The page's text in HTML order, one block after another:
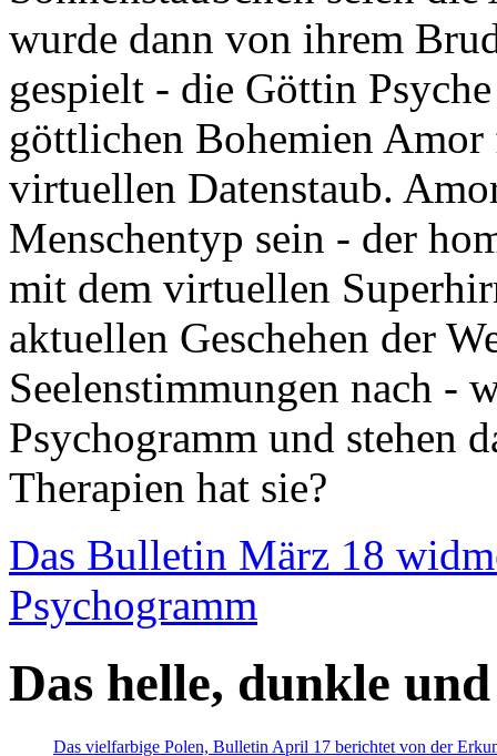
wurde dann von ihrem
gespielt - die Göttin
göttlichen Bohemien
virtuellen Datenstaub.
Menschentyp sein - der
mit dem virtuellen
aktuellen Geschehen der
Seelenstimmungen nach -
Psychogramm und stehen
Therapien hat sie?
Das Bulletin März 18
Psychogramm
Das helle, dunkle
Das vielfarbige Polen, Bulletin April 17 berichtet von der